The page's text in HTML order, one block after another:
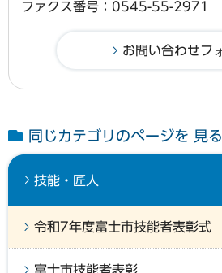
ファクス番号：0545-55-2971
同じカテゴリのページを 見る
技能・匠人
令和7年度富士市技能者表彰式
富士市技能者表彰